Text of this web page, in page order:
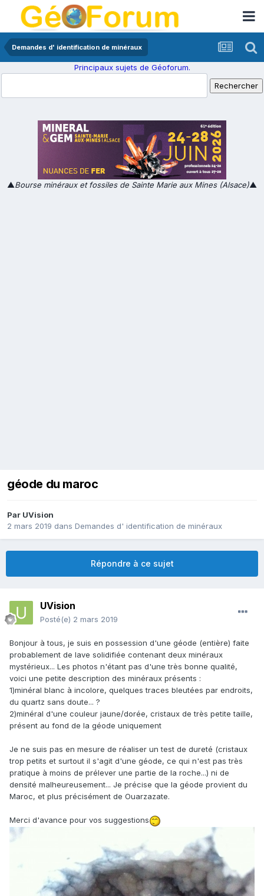
Demandes d' identification de minéraux
Principaux sujets de Géoforum.
▲Bourse minéraux et fossiles de Sainte Marie aux Mines (Alsace)▲
géode du maroc
Par UVision
2 mars 2019 dans Demandes d' identification de minéraux
Répondre à ce sujet
UVision
Posté(e) 2 mars 2019
Bonjour à tous, je suis en possession d'une géode (entière) faite
probablement de lave solidifiée contenant deux minéraux
mystérieux... Les photos n'étant pas d'une très bonne qualité,
voici une petite description des minéraux présents :
1)minéral blanc à incolore, quelques traces bleutées par endroits,
du quartz sans doute... ?
2)minéral d'une couleur jaune/dorée, cristaux de très petite taille,
présent au fond de la géode uniquement
Je ne suis pas en mesure de réaliser un test de dureté (cristaux
trop petits et surtout il s'agit d'une géode, ce qui n'est pas très
pratique à moins de prélever une partie de la roche...) ni de
densité malheureusement... Je précise que la géode provient du
Maroc, et plus précisément de Ouarzazate.
Merci d'avance pour vos suggestions